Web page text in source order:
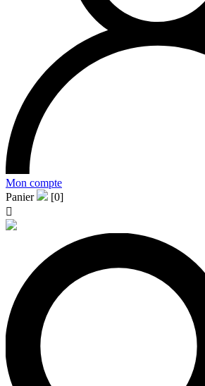
Mon compte
Panier
[0]
